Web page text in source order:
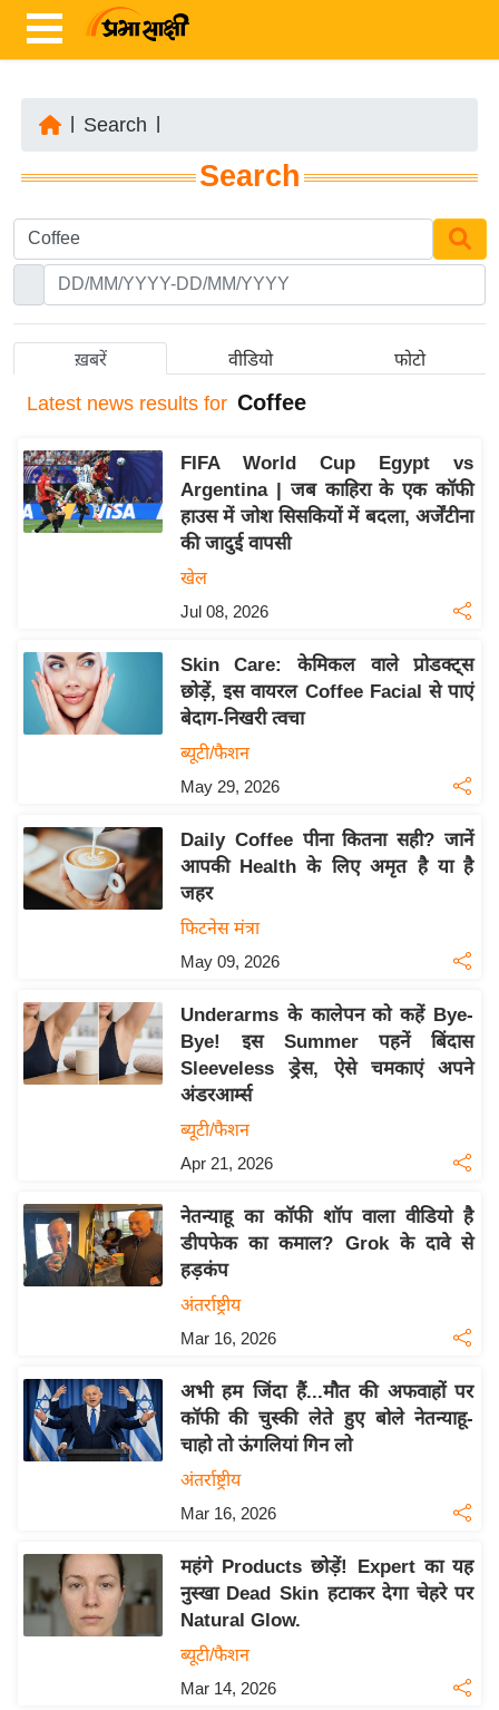
ज़ा
ख
र
ष्ट्री
अं
र्रा
ष्ट्री
य
स
उ
द्यो
ग
त
वि
शे
य
ब
ज
के
ट
I
2
0
2
6
म
-
Search
Search
ख़बरें वीडियो फोटो
Latest news results for Coffee
FIFA World Cup Egypt vs
Argentina | जब काहिरा के एक कॉफी
हाउस में जोश सिसकियों में बदला, अर्जेंटीना
की जादुई वापसी
खेल
Jul 08, 2026
Skin Care: केमिकल वाले प्रोडक्ट्स
छोड़ें, इस वायरल Coffee Facial से पाएं
बेदाग-निखरी त्वचा
ब्यूटी/फैशन
May 29, 2026
Daily Coffee पीना कितना सही? जानें
आपकी Health के लिए अमृत है या है
जहर
फिटनेस मंत्रा
May 09, 2026
Underarms के कालेपन को कहें Bye-
Bye! इस Summer पहनें बिंदास
Sleeveless ड्रेस, ऐसे चमकाएं अपने
अंडरआर्म्स
ब्यूटी/फैशन
Apr 21, 2026
नेतन्याहू का कॉफी शॉप वाला वीडियो है
डीपफेक का कमाल? Grok के दावे से
हड़कंप
अंतर्राष्ट्रीय
Mar 16, 2026
अभी हम जिंदा हैं...मौत की अफवाहों पर
कॉफी की चुस्की लेते हुए बोले नेतन्याहू-
चाहो तो ऊंगलियां गिन लो
अंतर्राष्ट्रीय
Mar 16, 2026
महंगे Products छोड़ें! Expert का यह
नुस्खा Dead Skin हटाकर देगा चेहरे पर
Natural Glow.
ब्यूटी/फैशन
Mar 14, 2026